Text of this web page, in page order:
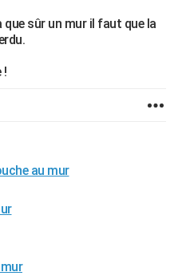
que sûr un mur il faut que la
!
au mur